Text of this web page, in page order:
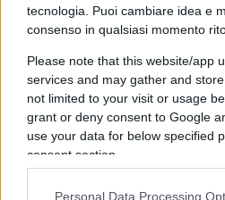
tecnologia. Puoi cambiare idea e
consenso in qualsiasi momento
Please note that this website/app
services and may gather and
not limited to your visit or usage
grant or deny consent to Google
use your data for below specified
consent section.
Personal Data Processing